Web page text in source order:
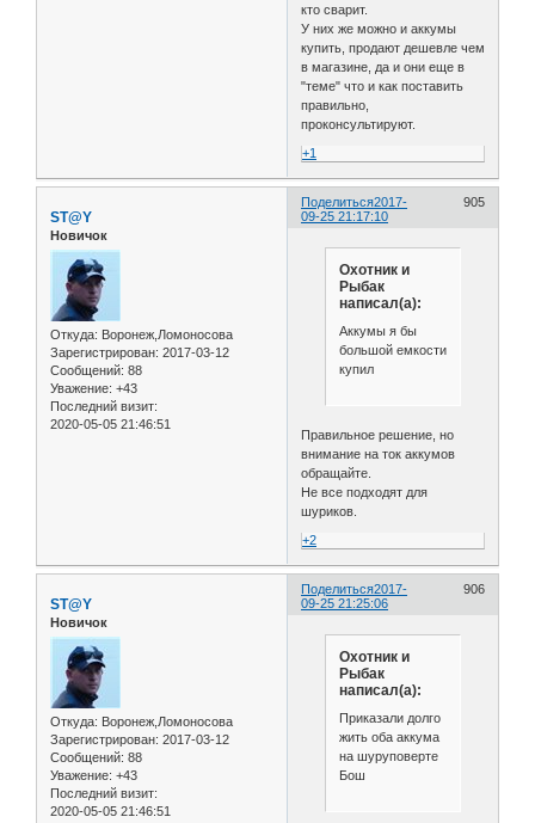
кто сварит.
У них же можно и аккумы
купить, продают дешевле чем
в магазине, да и они еще в
"теме" что и как поставить
правильно,
проконсультируют.
+1
Поделиться 905
2017-
09-25 21:17:10
ST@Y
Новичок
Откуда: Воронеж,Ломоносова
Зарегистрирован: 2017-03-12
Сообщений: 88
Уважение: +43
Последний визит:
2020-05-05 21:46:51
Охотник и
Рыбак
написал(а):
Аккумы я бы
большой емкости
купил
Правильное решение, но
внимание на ток аккумов
обращайте.
Не все подходят для
шуриков.
+2
Поделиться 906
2017-
09-25 21:25:06
ST@Y
Новичок
Откуда: Воронеж,Ломоносова
Зарегистрирован: 2017-03-12
Сообщений: 88
Уважение: +43
Последний визит:
2020-05-05 21:46:51
Охотник и
Рыбак
написал(а):
Приказали долго
жить оба аккума
на шуруповерте
Бош